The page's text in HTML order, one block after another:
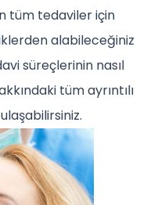
tüm tedaviler için
alabileceğiniz
süreçlerinin nasıl
tüm ayrıntılı